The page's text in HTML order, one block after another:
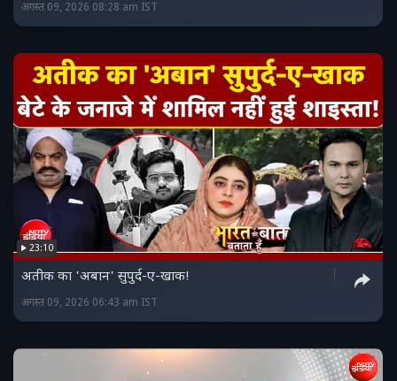
अगस्त 09, 2026 08:28 am IST
23:10
अतीक का 'अबान' सुपुर्द-ए-खाक!
अगस्त 09, 2026 06:43 am IST